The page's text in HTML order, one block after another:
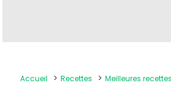
Accueil Recettes Meilleures